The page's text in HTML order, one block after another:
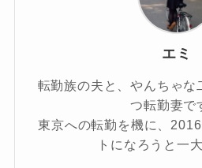
エミ
転勤族の夫と、やんちゃな
つ転勤妻で
東京への転勤を機に、
トになろうと一